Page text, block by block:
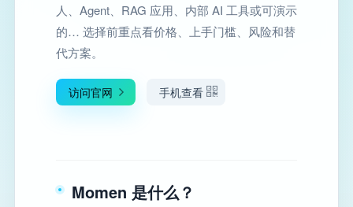
人、Agent、RAG 应用、内部 AI 工具或可演示
的… 选择前重点看价格、上手门槛、风险和替
代方案。
访问官网 手机查看
Momen 是什么？